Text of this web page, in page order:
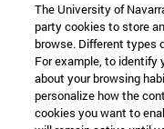
The University of
party cookies to store
browse. Different types
For example, to identify
about your browsing
personalize how the
cookies you want to